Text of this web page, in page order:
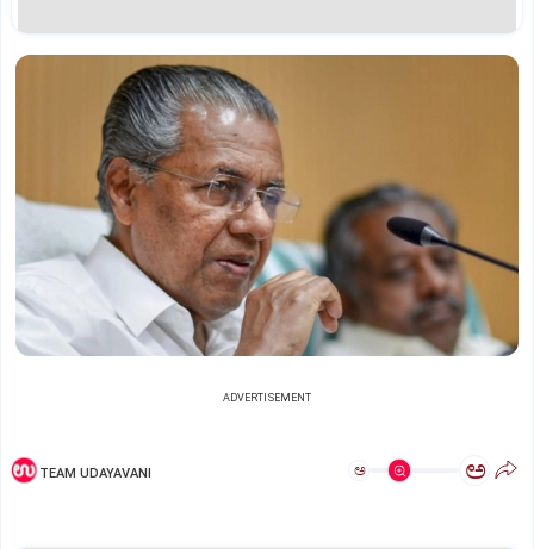
ADVERTISEMENT
TEAM UDAYAVANI ಅ ಅ